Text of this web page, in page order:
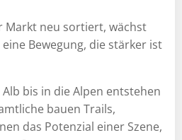
Markt neu sortiert, wächst
Bewegung, die stärker ist
bis in die Alpen entstehen
bauen Trails,
das Potenzial einer Szene,